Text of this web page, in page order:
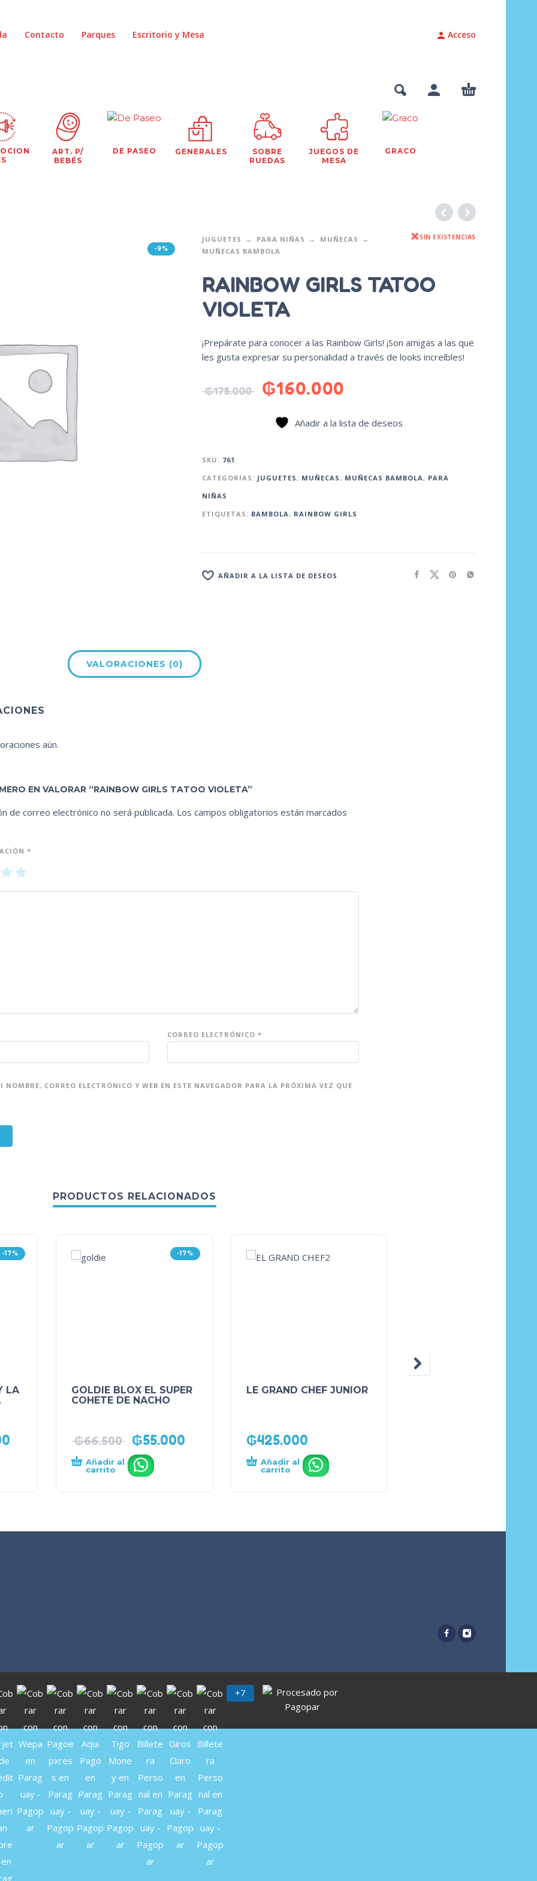
Contacto Parques Escritorio y Mesa Acceso
ART. P/
BEBÉS
DE PASEO GENERALES
SOBRE
RUEDAS
JUEGOS DE
MESA
GRACO
-9%
JUGUETES PARA NIÑAS
MUÑECAS
MUÑECAS BAMBOLA
SIN EXISTENCIAS
RAINBOW GIRLS TATOO
VIOLETA
¡Prepárate para conocer a las Rainbow Girls! ¡Son amigas a las que
les gusta expresar su personalidad a través de looks increíbles!
₲175.000 ₲160.000
Añadir a la lista de deseos
SKU: 761
CATEGORÍAS: JUGUETES, MUÑECAS, MUÑECAS BAMBOLA, PARA
NIÑAS
ETIQUETAS: BAMBOLA, RAINBOW GIRLS
AÑADIR A LA LISTA DE DESEOS
VALORACIONES (0)
aún.
EN VALORAR “RAINBOW GIRLS TATOO VIOLETA”
de correo electrónico no será publicada. Los campos obligatorios están marcados
*
3
4
de de
CORREO ELECTRÓNICO *
NOMBRE, CORREO ELECTRÓNICO Y WEB EN ESTE NAVEGADOR PARA LA PRÓXIMA VEZ QUE
PRODUCTOS RELACIONADOS
-17%
LA
-17%
GOLDIE BLOX EL SUPER
COHETE DE NACHO
₲66.500 ₲55.000
Añadir al
carrito
.
LE GRAND CHEF JUNIOR
₲425.000
Añadir al
carrito
.